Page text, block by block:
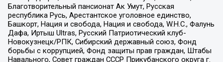
Благотворительный пансионат Ак Умут, Русская
республика Русь, Арестантское уголовное единство,
Башкорт, Нация и свобода, Нация и свобода, W.H.С., Фалунь
Дафа, Иртыш Ultras, Русский Патриотический клуб-
Новокузнецк/РПК, Сибирский державный союз, Фонд
борьбы с коррупцией, Фонд защиты прав граждан, Штабы
Навального, Совет граждан СССР Прикубанского округа г.